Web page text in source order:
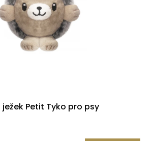
Petit Tyko pro psy